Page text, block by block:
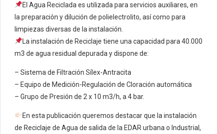
El Agua Reciclada es utilizada para servicios auxiliares, en
la preparación y dilución de polielectrolito, así como para
limpiezas diversas de la instalación.
La instalación de Reciclaje tiene una capacidad para 40.000
m3 de agua residual depurada y dispone de:
– Sistema de Filtración Sílex-Antracita
– Equipo de Medición-Regulación de Cloración automática
– Grupo de Presión de 2 x 10 m3/h, a 4 bar.
En esta publicación queremos destacar que la instalación
de Reciclaje de Agua de salida de la EDAR urbana o Industrial,